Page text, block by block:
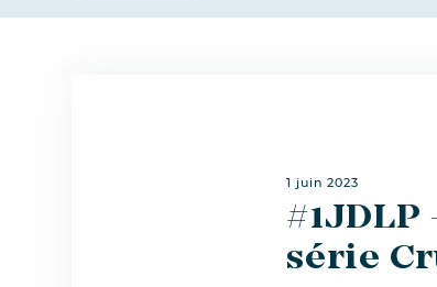
1 juin 2023
série